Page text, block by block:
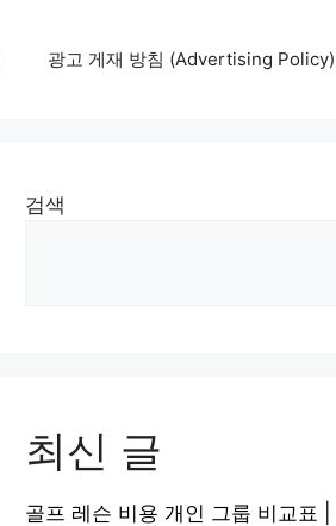
광고 게재 방침 (Advertising Policy)
검색
최신 글
골프 레슨 비용 개인 그룹 비교표 |